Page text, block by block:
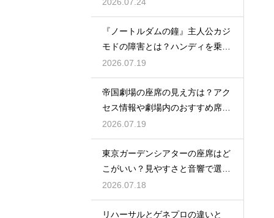
2026.07.24
『ノートルダムの鐘』主人公カジ
モドの障害とは？ハンディを乗り
越える姿に感動
2026.07.19
帝国劇場の座席の見え方は？アク
セス情報や劇場内のおすすめ席を
徹底ガイド
2026.07.19
東京ガーデンシアターの座席はど
こがいい？見やすさと音響で選ぶ
おすすめのポジション
2026.07.18
リハーサルとゲネプロの違いと